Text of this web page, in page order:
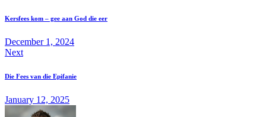
Kersfees kom – gee aan God die eer
December 1, 2024
Next
Die Fees van die Epifanie
January 12, 2025